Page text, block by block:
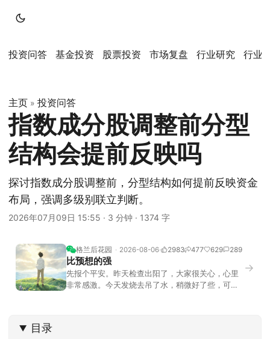
投资问答 基金投资 股票投资 市场复盘 行业研究 行业
主页 » 投资问答
指数成分股调整前分型
结构会提前反映吗
探讨指数成分股调整前，分型结构如何提前反映资金
布局，强调多级别联立判断。
2026年07月09日 15:55 · 3 分钟 · 1374 字
格兰后花园 2026-08-06 2983 477 629 289
比预想的强
先报个平安。昨天检查出阳了，大家很关心，心里
非常感激。今天发烧去吊了水，稍微好了些，可没
→
目录